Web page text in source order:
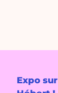
Expo